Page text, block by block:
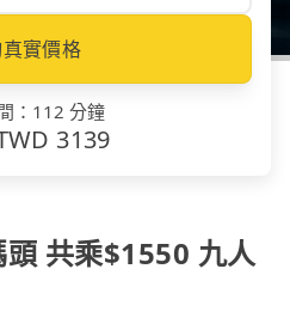
實價格
： 112 分鐘
3139
共乘$1550 九人